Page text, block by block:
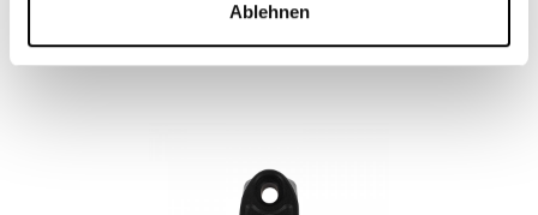
Ablehnen
€59.00*